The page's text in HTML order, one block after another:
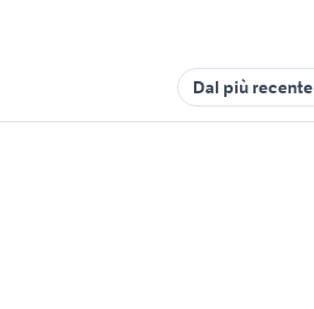
Dal più recente